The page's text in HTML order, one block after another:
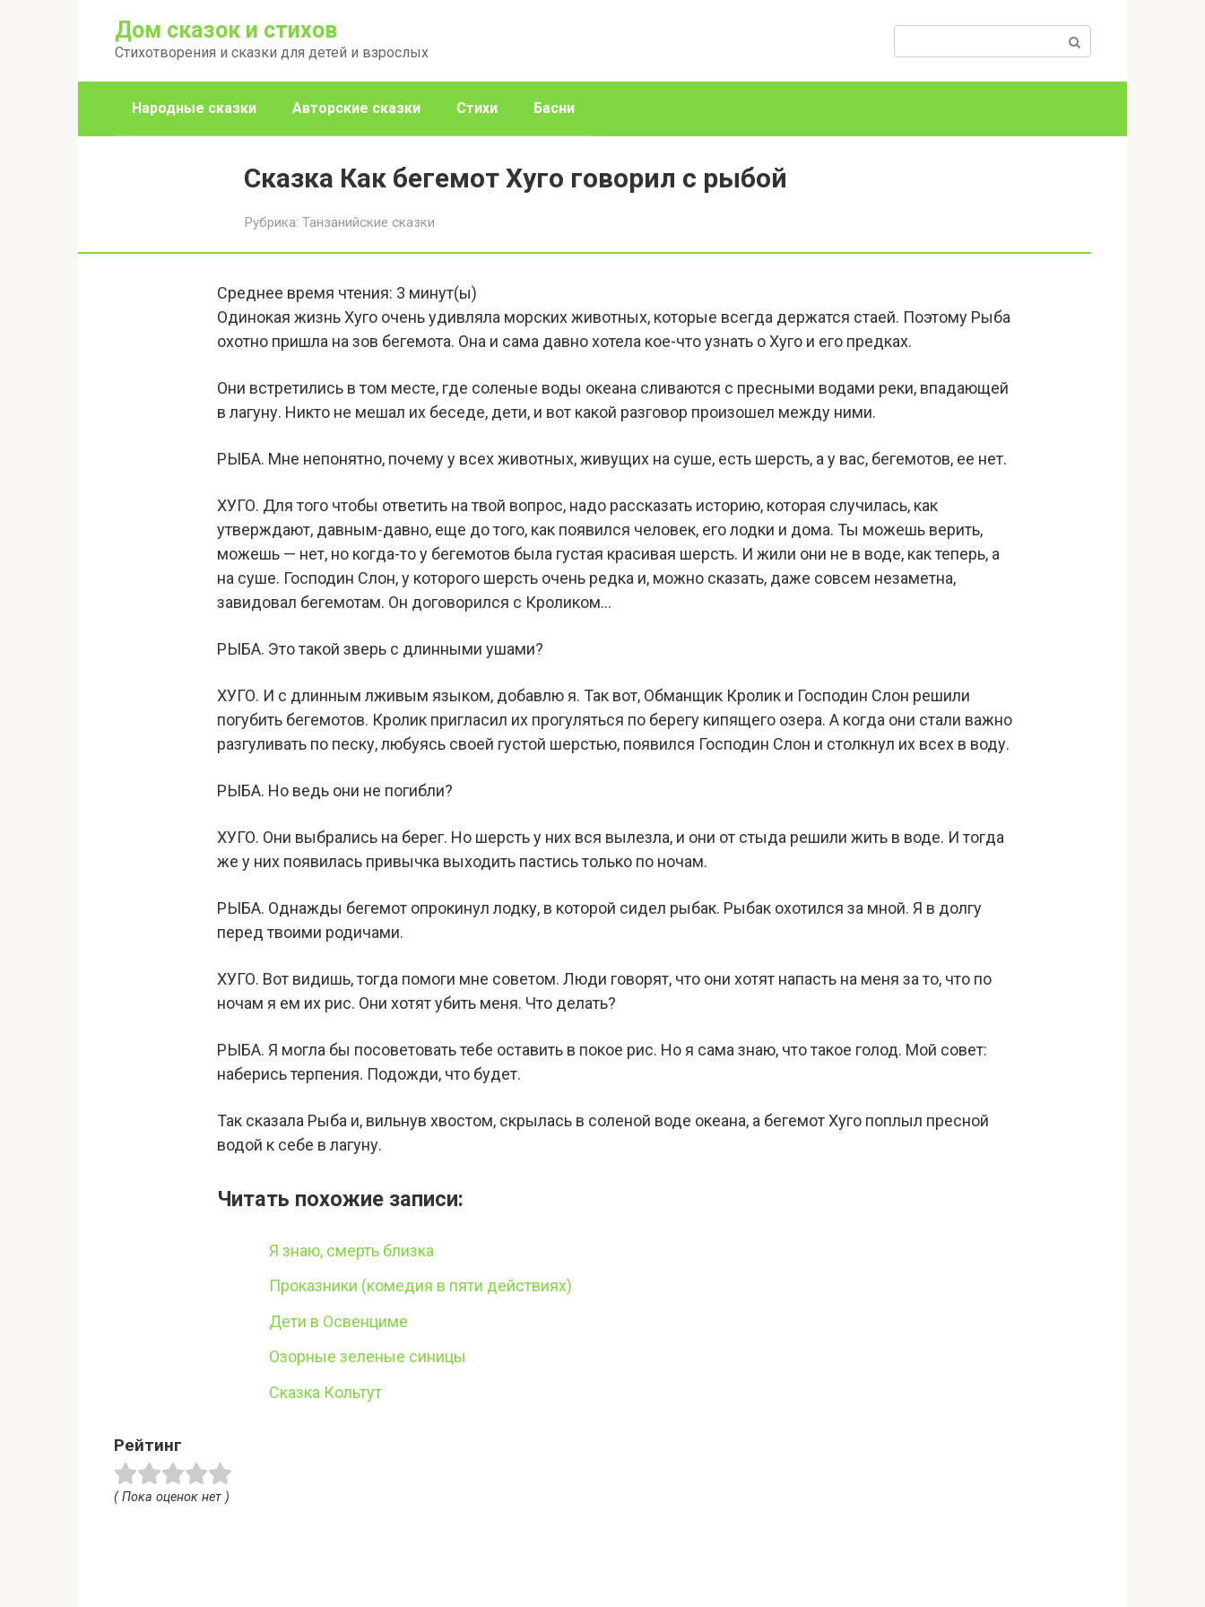
Дом сказок и стихов
Стихотворения и сказки для детей и взрослых
Народные сказки Авторские сказки Стихи Басни
Сказка Как бегемот Хуго говорил с рыбой
Рубрика: Танзанийские сказки
Среднее время чтения: 3 минут(ы)
Одинокая жизнь Хуго очень удивляла морских животных, которые всегда держатся стаей. Поэтому Рыба
охотно пришла на зов бегемота. Она и сама давно хотела кое-что узнать о Хуго и его предках.
Они встретились в том месте, где соленые воды океана сливаются с пресными водами реки, впадающей
в лагуну. Никто не мешал их беседе, дети, и вот какой разговор произошел между ними.
РЫБА. Мне непонятно, почему у всех животных, живущих на суше, есть шерсть, а у вас, бегемотов, ее нет.
XУГО. Для того чтобы ответить на твой вопрос, надо рассказать историю, которая случилась, как
утверждают, давным-давно, еще до того, как появился человек, его лодки и дома. Ты можешь верить,
можешь — нет, но когда-то у бегемотов была густая красивая шерсть. И жили они не в воде, как теперь, а
на суше. Господин Слон, у которого шерсть очень редка и, можно сказать, даже совсем незаметна,
завидовал бегемотам. Он договорился с Кроликом…
РЫБА. Это такой зверь с длинными ушами?
XУГО. И с длинным лживым языком, добавлю я. Так вот, Обманщик Кролик и Господин Слон решили
погубить бегемотов. Кролик пригласил их прогуляться по берегу кипящего озера. А когда они стали важно
разгуливать по песку, любуясь своей густой шерстью, появился Господин Слон и столкнул их всех в воду.
РЫБА. Но ведь они не погибли?
XУГО. Они выбрались на берег. Но шерсть у них вся вылезла, и они от стыда решили жить в воде. И тогда
же у них появилась привычка выходить пастись только по ночам.
РЫБА. Однажды бегемот опрокинул лодку, в которой сидел рыбак. Рыбак охотился за мной. Я в долгу
перед твоими родичами.
XУГО. Вот видишь, тогда помоги мне советом. Люди говорят, что они хотят напасть на меня за то, что по
ночам я ем их рис. Они хотят убить меня. Что делать?
РЫБА. Я могла бы посоветовать тебе оставить в покое рис. Но я сама знаю, что такое голод. Мой совет:
наберись терпения. Подожди, что будет.
Так сказала Рыба и, вильнув хвостом, скрылась в соленой воде океана, а бегемот Хуго поплыл пресной
водой к себе в лагуну.
Читать похожие записи:
Я знаю, смерть близка
Проказники (комедия в пяти действиях)
Дети в Освенциме
Озорные зеленые синицы
Сказка Кольтут
Рейтинг
( Пока оценок нет )